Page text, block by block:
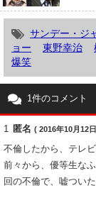
サンデー・ジ
ョー
東野幸治
爆笑
1件のコメント
1 匿名 ( 2016年10月12
不倫したから、テレ
前々から、優等生な
回の不倫で、嘘つい